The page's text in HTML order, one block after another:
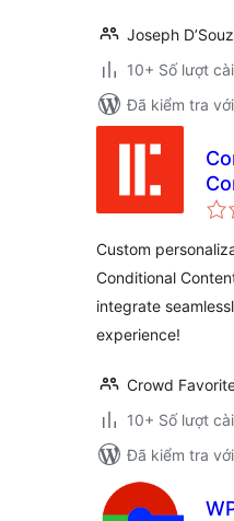
Joseph
10+ Số lượt
Đã kiểm tra
Custom
Conditional
integrate
experience!
Crowd
10+ Số lượt
Đã kiểm tra